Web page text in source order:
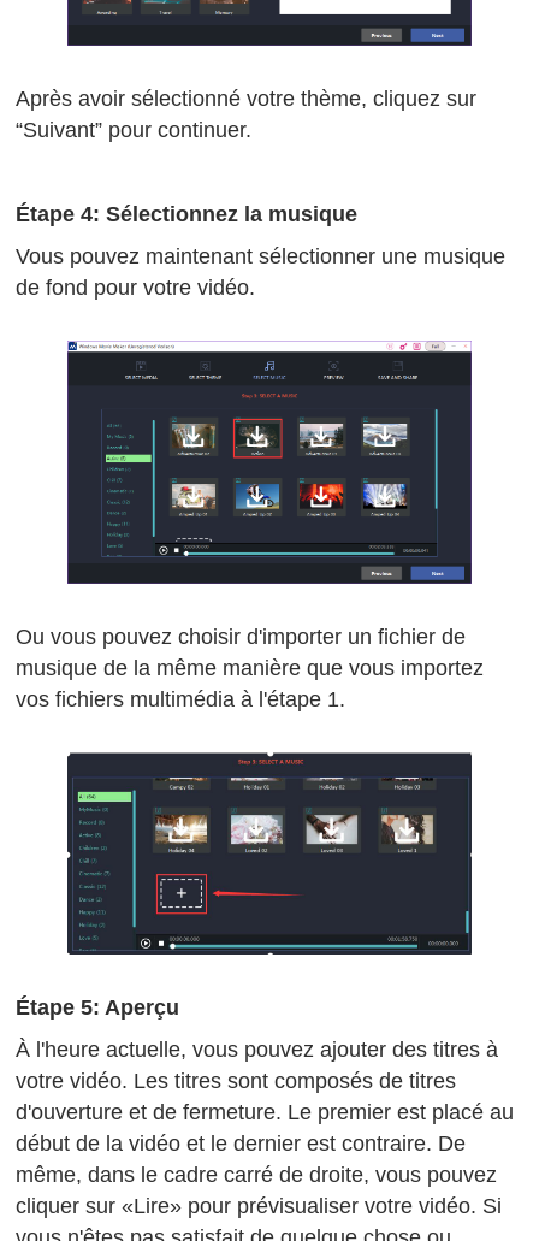
Après avoir sélectionné votre thème, cliquez sur
“Suivant” pour continuer.
Étape 4: Sélectionnez la musique
Vous pouvez maintenant sélectionner une musique
de fond pour votre vidéo.
Ou vous pouvez choisir d'importer un fichier de
musique de la même manière que vous importez
vos fichiers multimédia à l'étape 1.
Étape 5: Aperçu
À l'heure actuelle, vous pouvez ajouter des titres à
votre vidéo. Les titres sont composés de titres
d'ouverture et de fermeture. Le premier est placé au
début de la vidéo et le dernier est contraire. De
même, dans le cadre carré de droite, vous pouvez
cliquer sur «Lire» pour prévisualiser votre vidéo. Si